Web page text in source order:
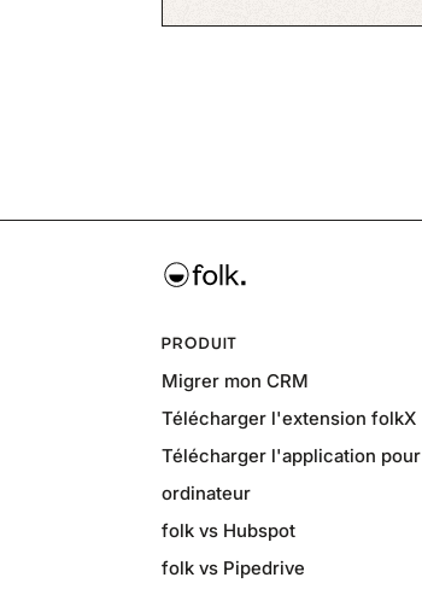
PRODUIT
Migrer mon CRM
Télécharger l'extension folkX
Télécharger l'application pour
ordinateur
folk vs Hubspot
folk vs Pipedrive